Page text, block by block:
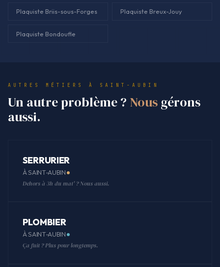
Plaquiste Briis-sous-Forges Plaquiste Breux-Jouy
Plaquiste Bondoufle
AUTRES MÉTIERS À SAINT-AUBIN
Un autre problème ? Nous gérons
aussi.
SERRURIER
À SAINT-AUBIN
Dehors à 3h du mat' ? Nous aussi.
PLOMBIER
À SAINT-AUBIN
Ça fuit ? Plus pour longtemps.